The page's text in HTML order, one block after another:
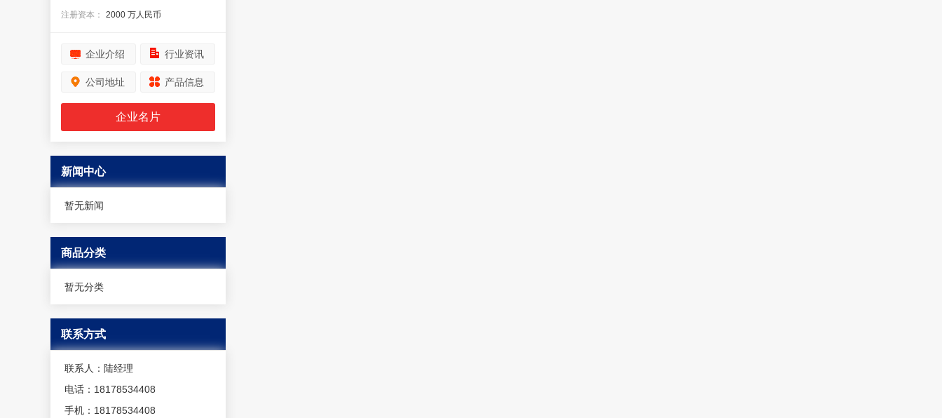
注册资本： 2000 万人民币
企业介绍 行业资讯
公司地址 产品信息
企业名片
新闻中心
暂无新闻
商品分类
暂无分类
联系方式
联系人：陆经理
电话：18178534408
手机：18178534408